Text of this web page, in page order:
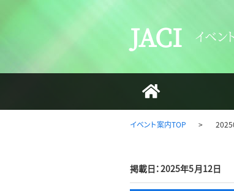
JACI イベン
イベント案内TOP >
掲載日：2025年5月12日